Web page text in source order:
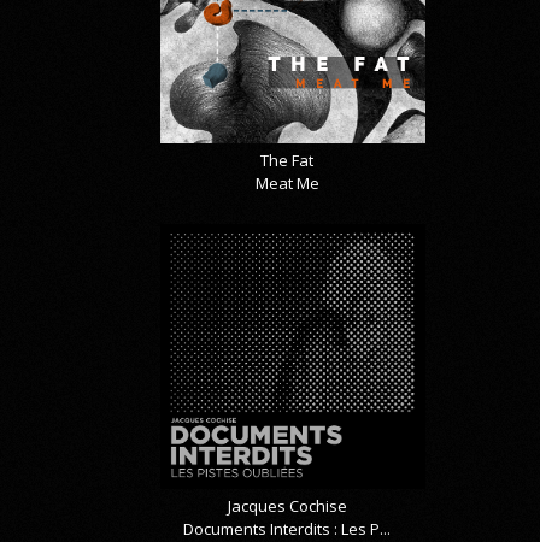
The Fat
Meat Me
Jacques Cochise
Documents Interdits : Les P...